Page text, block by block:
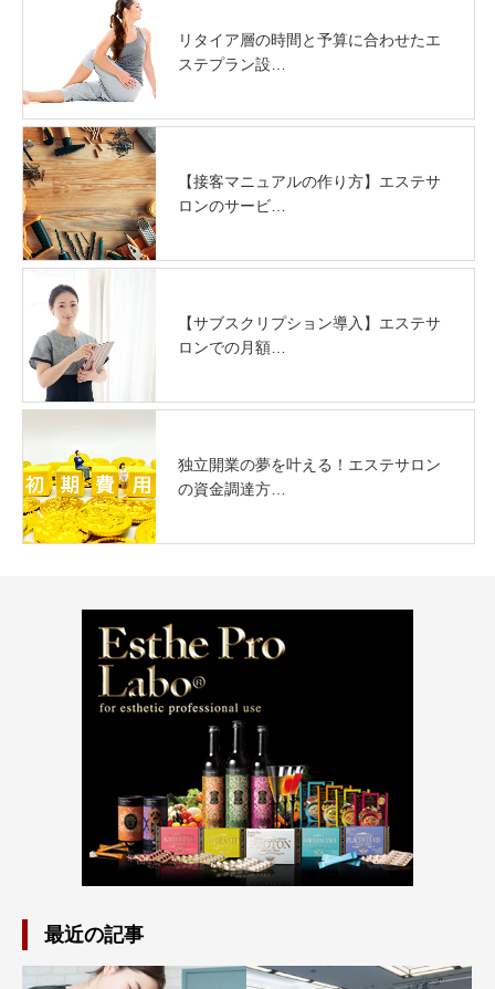
リタイア層の時間と予算に合わせたエ
ステプラン設…
【接客マニュアルの作り方】エステサ
ロンのサービ…
【サブスクリプション導入】エステサ
ロンでの月額…
独立開業の夢を叶える！エステサロン
の資金調達方…
最近の記事